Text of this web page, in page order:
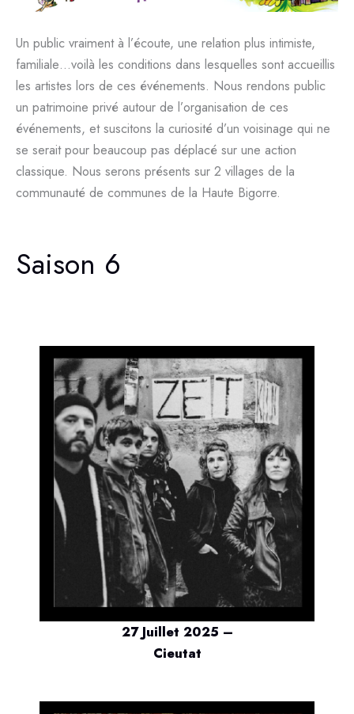
Un public vraiment à l’écoute, une relation plus intimiste,
familiale…voilà les conditions dans lesquelles sont accueillis
les artistes lors de ces événements. Nous rendons public
un patrimoine privé autour de l’organisation de ces
événements, et suscitons la curiosité d’un voisinage qui ne
se serait pour beaucoup pas déplacé sur une action
classique. Nous serons présents sur 2 villages de la
communauté de communes de la Haute Bigorre.
Saison 6
27 Juillet 2025 –
Cieutat